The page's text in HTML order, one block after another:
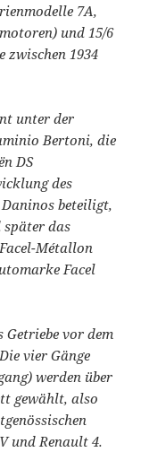
7A,
und 15/6
zwischen 1934
unter der
Bertoni, die
DS
des
beteiligt,
später das
Métallon
Facel
vor dem
vier Gänge
werden über
gewählt, also
und Renault 4.